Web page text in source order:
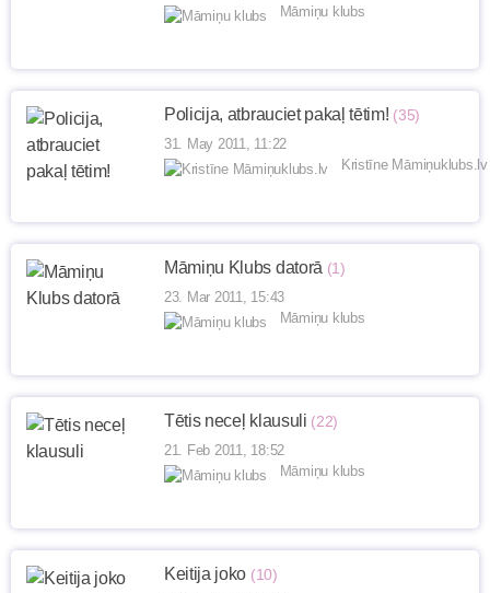
Māmiņu klubs
Policija, atbrauciet pakaļ tētim! (35)
31. May 2011, 11:22
Kristīne Māmiņuklubs.lv
Māmiņu Klubs datorā (1)
23. Mar 2011, 15:43
Māmiņu klubs
Tētis neceļ klausuli (22)
21. Feb 2011, 18:52
Māmiņu klubs
Keitija joko (10)